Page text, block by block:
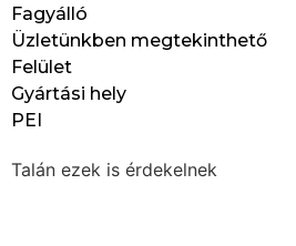
Fagyálló
Üzletünkben megtekinthető
Felület
Gyártási hely
PEI
Talán ezek is érdekelnek